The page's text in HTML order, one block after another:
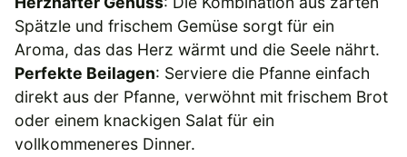
Spätzle und frischem Gemüse sorgt für ein
Aroma, das das Herz wärmt und die Seele nährt.
Perfekte Beilagen: Serviere die Pfanne einfach
direkt aus der Pfanne, verwöhnt mit frischem Brot
oder einem knackigen Salat für ein
vollkommeneres Dinner.